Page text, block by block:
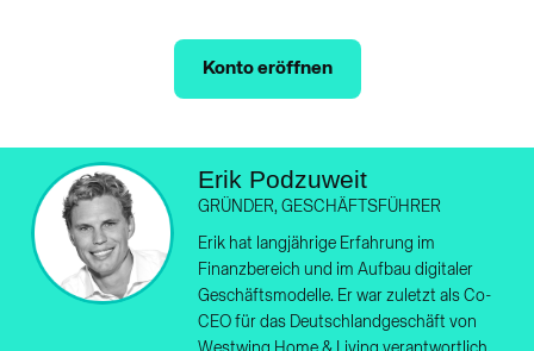
Konto eröffnen
Erik Podzuweit
GRÜNDER, GESCHÄFTSFÜHRER
Erik hat langjährige Erfahrung im
Finanzbereich und im Aufbau digitaler
Geschäftsmodelle. Er war zuletzt als Co-
CEO für das Deutschlandgeschäft von